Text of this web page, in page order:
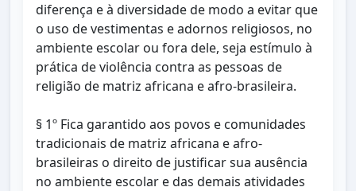
diferença e à diversidade de modo a evitar que
o uso de vestimentas e adornos religiosos, no
ambiente escolar ou fora dele, seja estímulo à
prática de violência contra as pessoas de
religião de matriz africana e afro-brasileira.
§ 1º Fica garantido aos povos e comunidades
tradicionais de matriz africana e afro-
brasileiras o direito de justificar sua ausência
no ambiente escolar e das demais atividades